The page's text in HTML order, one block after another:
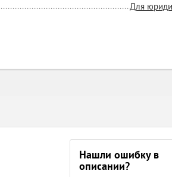
Для
Нашли ошибку в
описании?